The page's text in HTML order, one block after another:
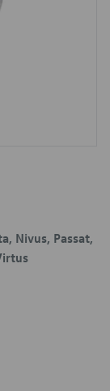
Nivus, Passat,